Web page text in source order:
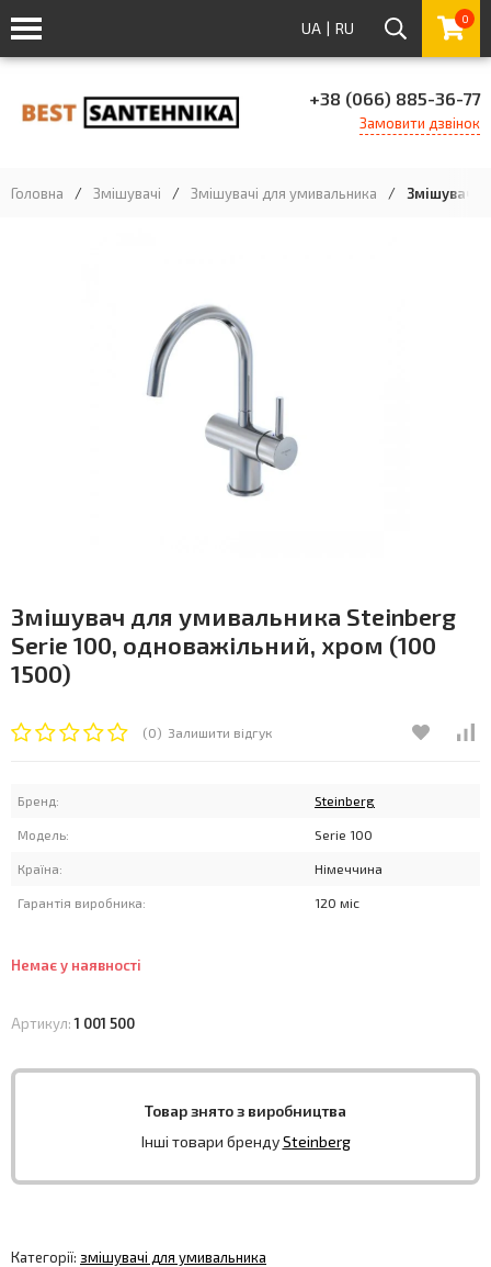
UA | RU 0
+38 (066) 885-36-77
Замовити дзвінок
Головна / Змішувачі / Змішувачі для умивальника / Змішувач
Змішувач для умивальника Steinberg
Serie 100, одноважільний, хром (100
1500)
(0) Залишити відгук
Бренд: Steinberg
Модель: Serie 100
Країна: Німеччина
Гарантія виробника: 120 міс
Немає у наявності
Артикул:1 001 500
Товар знято з виробництва
Інші товари брендуSteinberg
Категорії: змішувачі для умивальника